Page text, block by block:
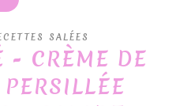
SALÉES
- CRÈME DE